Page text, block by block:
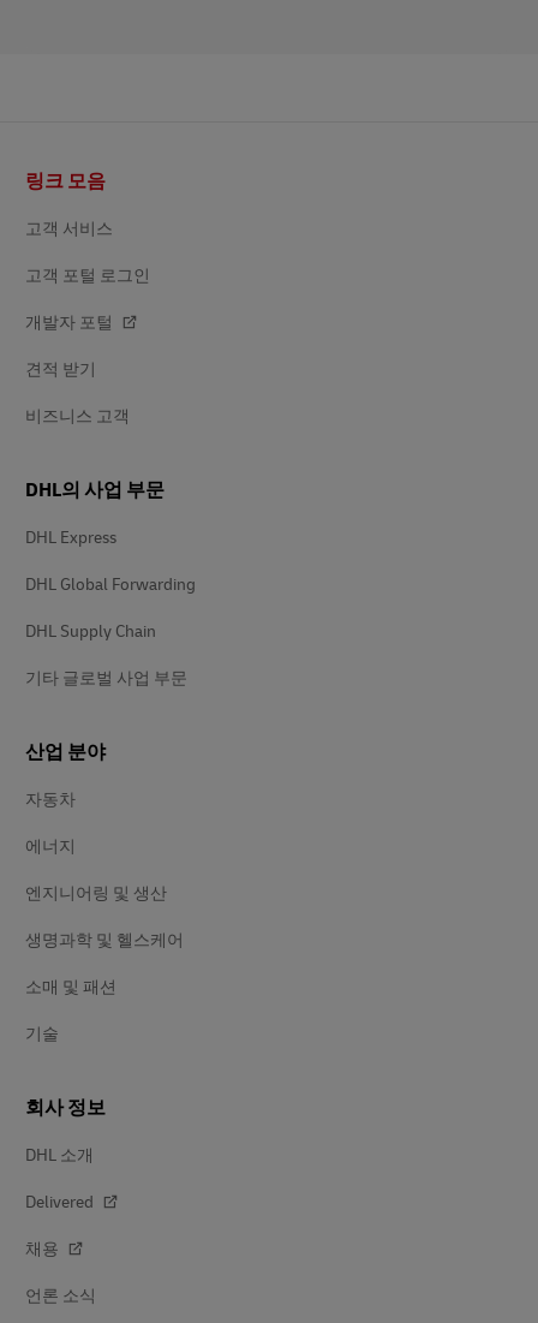
닥
링크 모음
고객 서비스
고객 포털 로그인
개발자 포털
견적 받기
비즈니스 고객
DHL의 사업 부문
DHL Express
DHL Global Forwarding
DHL Supply Chain
기타 글로벌 사업 부문
산업 분야
자동차
에너지
엔지니어링 및 생산
생명과학 및 헬스케어
소매 및 패션
기술
회사 정보
DHL 소개
Delivered
채용
언론 소식